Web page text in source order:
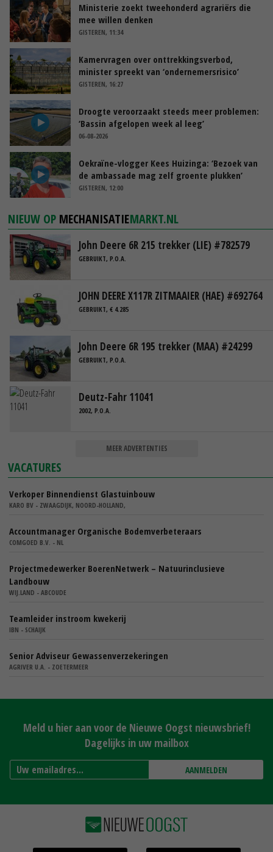
Ministerie zoekt tweehonderd agrariërs die
mee willen denken
GISTEREN, 11:34
Kamervragen over onttrekkingsverbod,
minister spreekt van ‘ondernemersrisico’
GISTEREN, 16:27
Droogte veroorzaakt steeds meer problemen:
‘Bassin afgelopen week al leeg’
06-08-2026
Oekraïne-vlogger Kees Huizinga: ‘Bezoek van
de ambassade mag zelf groente plukken’
GISTEREN, 12:00
NIEUW OP MECHANISATIEMARKT.NL
John Deere 6R 215 trekker (LIE) #782579
GEBRUIKT, P.O.A.
JOHN DEERE X117R ZITMAAIER (HAE) #692764
GEBRUIKT, € 4.285
John Deere 6R 195 trekker (MAA) #24299
GEBRUIKT, P.O.A.
Deutz-Fahr 11041
2002, P.O.A.
MEER ADVERTENTIES
VACATURES
Verkoper Binnendienst Glastuinbouw
KARO BV - ZWAAGDIJK, NOORD-HOLLAND,
Accountmanager Organische Bodemverbeteraars
COMGOED B.V. - NL
Projectmedewerker BoerenNetwerk – Natuurinclusieve
Landbouw
WIJ.LAND - ABCOUDE
Teamleider instroom kwekerij
IBN - SCHAIJK
Senior Adviseur Gewassenverzekeringen
AGRIVER U.A. - ZOETERMEER
Meld u hier aan voor de Nieuwe Oogst nieuwsbrief!
Dagelijks in uw mailbox
AANMELDEN